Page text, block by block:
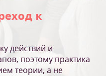
к
действий и
поэтому практика
теории, а не